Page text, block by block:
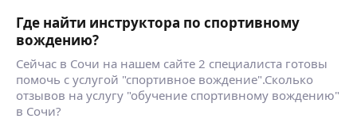
Где найти инструктора по спортивному
вождению?
Сейчас в Сочи на нашем сайте 2 специалиста готовы
помочь с услугой "спортивное вождение".Сколько
отзывов на услугу "обучение спортивному вождению"
в Сочи?